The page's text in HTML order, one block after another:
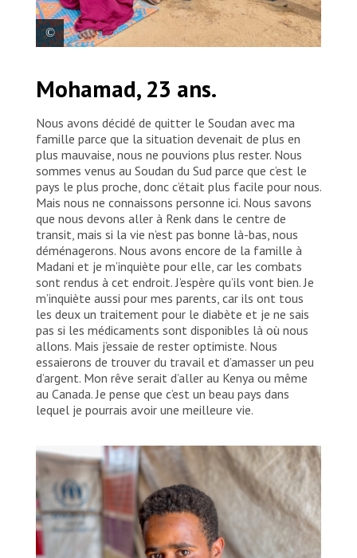
sur le sol au poste-frontière de Joda, entre le Soudan
du Sud et le Soudan, en attente d’un transfert vers le
Mohamad, 23 ans.
Nous avons décidé de quitter le Soudan avec ma
famille parce que la situation devenait de plus en
plus mauvaise, nous ne pouvions plus rester. Nous
sommes venus au Soudan du Sud parce que c’est le
pays le plus proche, donc c’était plus facile pour nous.
Mais nous ne connaissons personne ici. Nous savons
que nous devons aller à Renk dans le centre de
transit, mais si la vie n’est pas bonne là-bas, nous
déménagerons. Nous avons encore de la famille à
Madani et je m’inquiète pour elle, car les combats
sont rendus à cet endroit. J’espère qu’ils vont bien. Je
m’inquiète aussi pour mes parents, car ils ont tous
les deux un traitement pour le diabète et je ne sais
pas si les médicaments sont disponibles là où nous
allons. Mais j’essaie de rester optimiste. Nous
essaierons de trouver du travail et d’amasser un peu
d’argent. Mon rêve serait d’aller au Kenya ou même
au Canada. Je pense que c’est un beau pays dans
lequel je pourrais avoir une meilleure vie.